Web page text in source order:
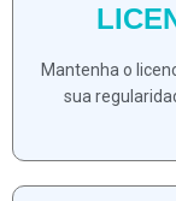
Mantenha o
sua